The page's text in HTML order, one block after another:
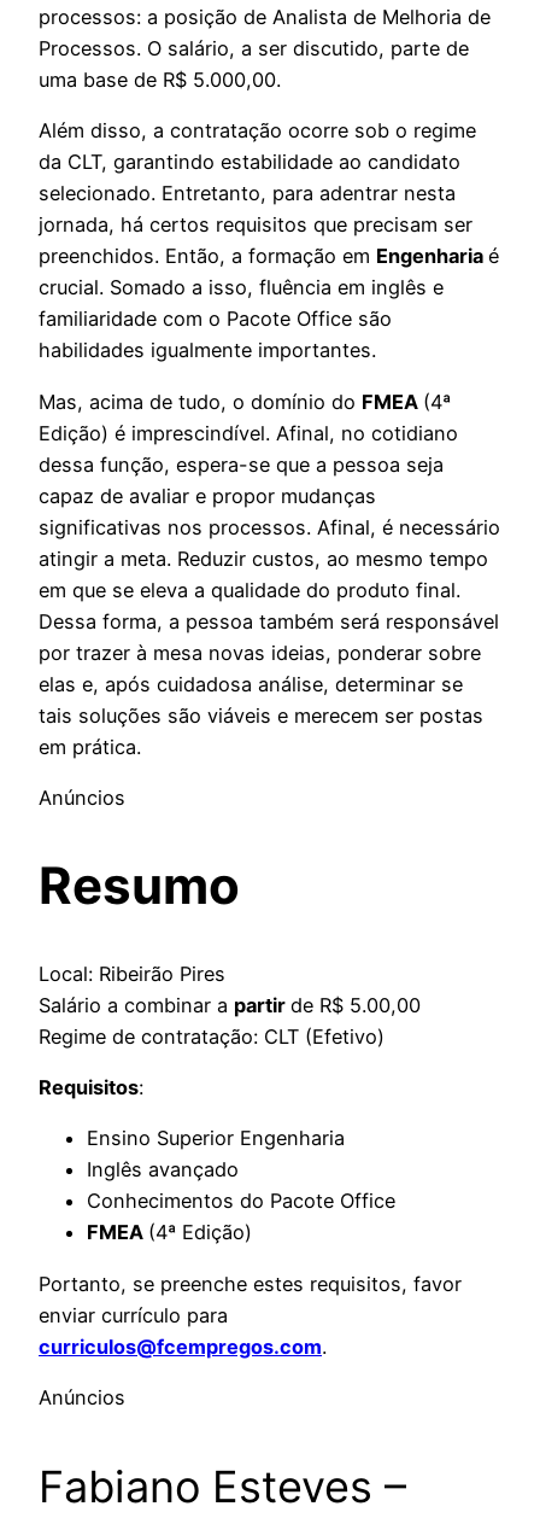
processos: a posição de Analista de Melhoria de
Processos. O salário, a ser discutido, parte de
uma base de R$ 5.000,00.
Além disso, a contratação ocorre sob o regime
da CLT, garantindo estabilidade ao candidato
selecionado. Entretanto, para adentrar nesta
jornada, há certos requisitos que precisam ser
preenchidos. Então, a formação em Engenharia é
crucial. Somado a isso, fluência em inglês e
familiaridade com o Pacote Office são
habilidades igualmente importantes.
Mas, acima de tudo, o domínio do FMEA (4ª
Edição) é imprescindível. Afinal, no cotidiano
dessa função, espera-se que a pessoa seja
capaz de avaliar e propor mudanças
significativas nos processos. Afinal, é necessário
atingir a meta. Reduzir custos, ao mesmo tempo
em que se eleva a qualidade do produto final.
Dessa forma, a pessoa também será responsável
por trazer à mesa novas ideias, ponderar sobre
elas e, após cuidadosa análise, determinar se
tais soluções são viáveis e merecem ser postas
em prática.
Anúncios
Resumo
Local: Ribeirão Pires
Salário a combinar a partir de R$ 5.00,00
Regime de contratação: CLT (Efetivo)
Requisitos:
Ensino Superior Engenharia
Inglês avançado
Conhecimentos do Pacote Office
FMEA (4ª Edição)
Portanto, se preenche estes requisitos, favor
enviar currículo para
curriculos@fcempregos.com.
Anúncios
Fabiano Esteves –